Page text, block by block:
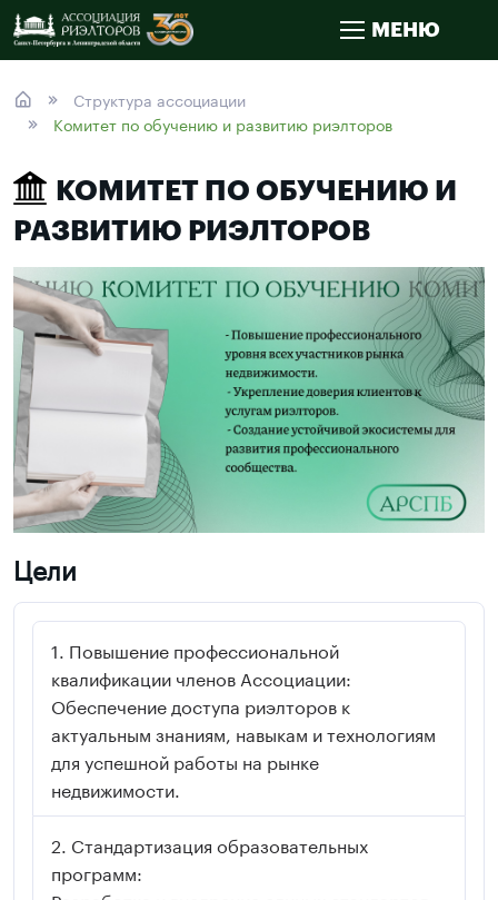
МЕНЮ
Структура ассоциации
Комитет по обучению и развитию риэлторов
КОМИТЕТ ПО ОБУЧЕНИЮ И
РАЗВИТИЮ РИЭЛТОРОВ
Цели
Повышение профессиональной
квалификации членов Ассоциации:
Обеспечение доступа риэлторов к
актуальным знаниям, навыкам и технологиям
для успешной работы на рынке
недвижимости.
Стандартизация образовательных
программ: